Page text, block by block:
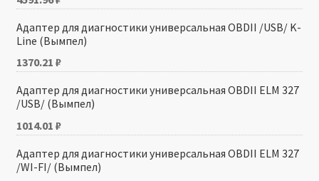
Адаптер для диагностики универсальная OBDII /USB/ K-
Line (Вымпел)
1370.21 ₽
Адаптер для диагностики универсальная OBDII ELМ 327
/USB/ (Вымпел)
1014.01 ₽
Адаптер для диагностики универсальная OBDII ELМ 327
/WI-FI/ (Вымпел)